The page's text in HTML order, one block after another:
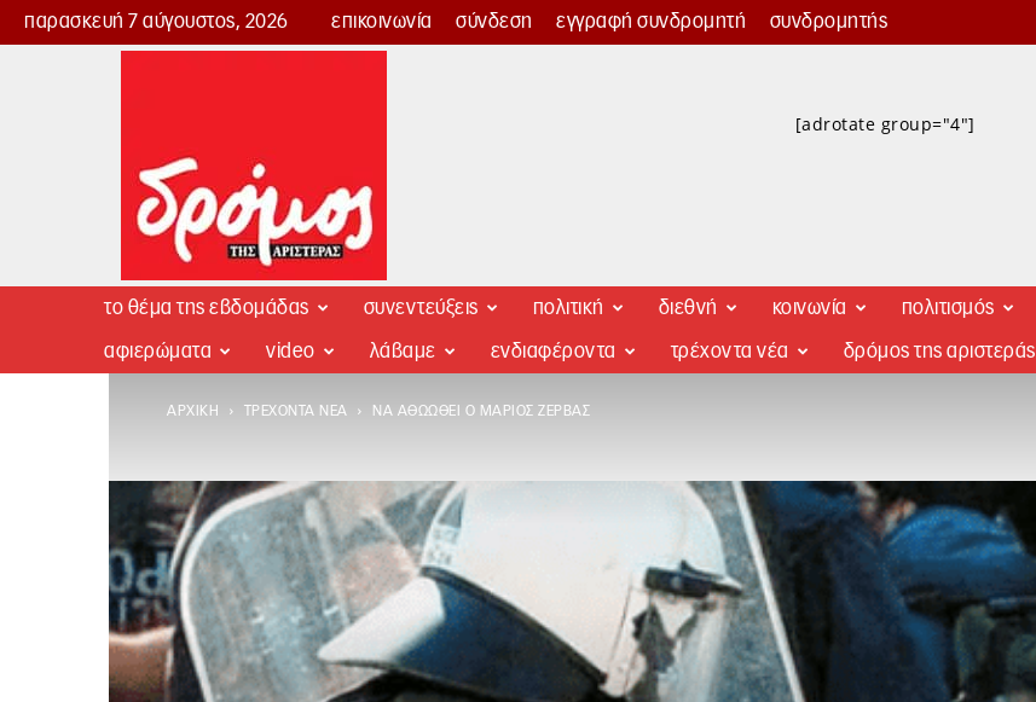
παρασκευή 7 αύγουστος, 2026 επικοινωνία σύνδεση εγγραφή συνδρομητή συνδρομητής
Δρόμος
[adrotate group="4"]
το θέμα της εβδομάδας συνεντεύξεις πολιτική διεθνή κοινωνία πολιτισμός
αφιερώματα video λάβαμε ενδιαφέροντα τρέχοντα νέα δρόμος της αριστεράς
ΑΡΧΙΚΉ ΤΡΈΧΟΝΤΑ ΝΈΑ ΝΑ ΑΘΩΩΘΕΊ Ο ΜΆΡΙΟΣ ΖΈΡΒΑΣ